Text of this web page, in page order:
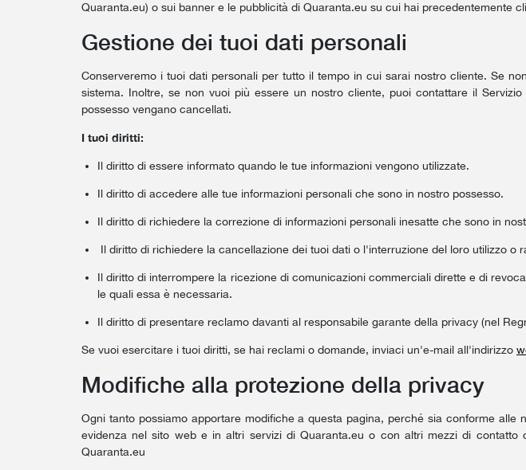
Quaranta.eu) o sui banner e le pubblicità di Quaranta.eu su cui hai precedentemente
Gestione dei tuoi dati personali
Conserveremo i tuoi dati personali per tutto il tempo in cui sarai nostro cliente. Se
sistema. Inoltre, se non vuoi più essere un nostro cliente, puoi contattare il Servizio
possesso vengano cancellati.
I tuoi diritti:
Il diritto di essere informato quando le tue informazioni vengono utilizzate.
Il diritto di accedere alle tue informazioni personali che sono in nostro possesso.
Il diritto di richiedere la correzione di informazioni personali inesatte che sono in
Il diritto di richiedere la cancellazione dei tuoi dati o l'interruzione del loro utilizzo o
Il diritto di interrompere la ricezione di comunicazioni commerciali dirette e di
le quali essa è necessaria.
Il diritto di presentare reclamo davanti al responsabile garante della privacy (nel
Se vuoi esercitare i tuoi diritti, se hai reclami o domande, inviaci un'e-mail all'indirizzo
Modifiche alla protezione della privacy
Ogni tanto possiamo apportare modifiche a questa pagina, perché sia conforme
evidenza nel sito web e in altri servizi di Quaranta.eu o con altri mezzi di
Quaranta.eu